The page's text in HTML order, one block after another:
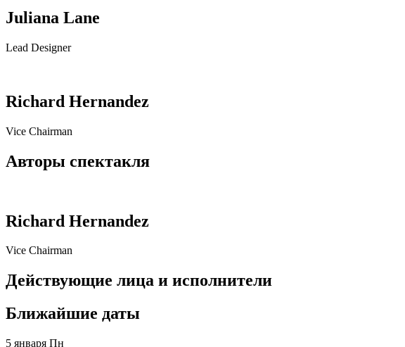
Juliana Lane
Lead Designer
Richard Hernandez
Vice Chairman
Авторы спектакля
Richard Hernandez
Vice Chairman
Действующие лица и исполнители
Ближайшие даты
5 января Пн